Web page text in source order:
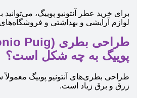
برای خرید عطر آنتونیو پوییگ،
لوازم آرایشی و بهداشتی و فروشگاه‌های
پوییگ به چه شکل است؟
طراحی بطری‌های آنتونیو پوییگ معمولاً
زرق و برق زیاد است.